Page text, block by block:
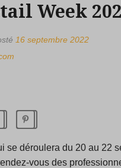
Week
16 septembre 2022
se déroulera du 20 au 22
vous des